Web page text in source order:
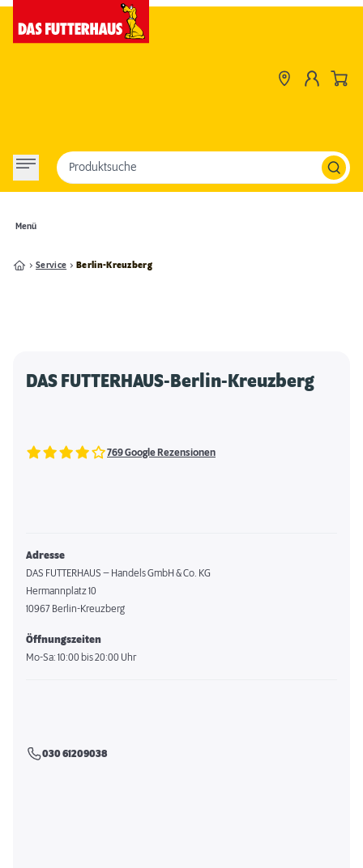
Menü
Produktsuche
Service Berlin-Kreuzberg
DAS FUTTERHAUS-Berlin-Kreuzberg
769 Google Rezensionen
Adresse
DAS FUTTERHAUS – Handels GmbH & Co. KG
Hermannplatz 10
10967 Berlin-Kreuzberg
Öffnungszeiten
Mo-Sa: 10:00 bis 20:00 Uhr
030 61209038